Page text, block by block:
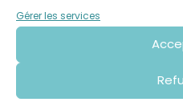
Gérer les services
public de la saison 2025-